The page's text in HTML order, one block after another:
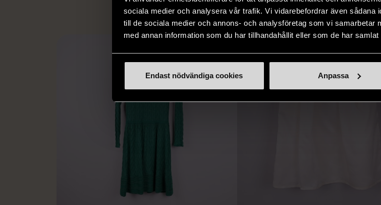
sociala medier och analysera vår trafik. Vi vidarebefordrar även sådana
till de sociala medier och annons- och analysföretag som vi samarbetar
med annan information som du har tillhandahållit eller som de har
Endast nödvändiga cookies Anpassa
Hitta produkter som